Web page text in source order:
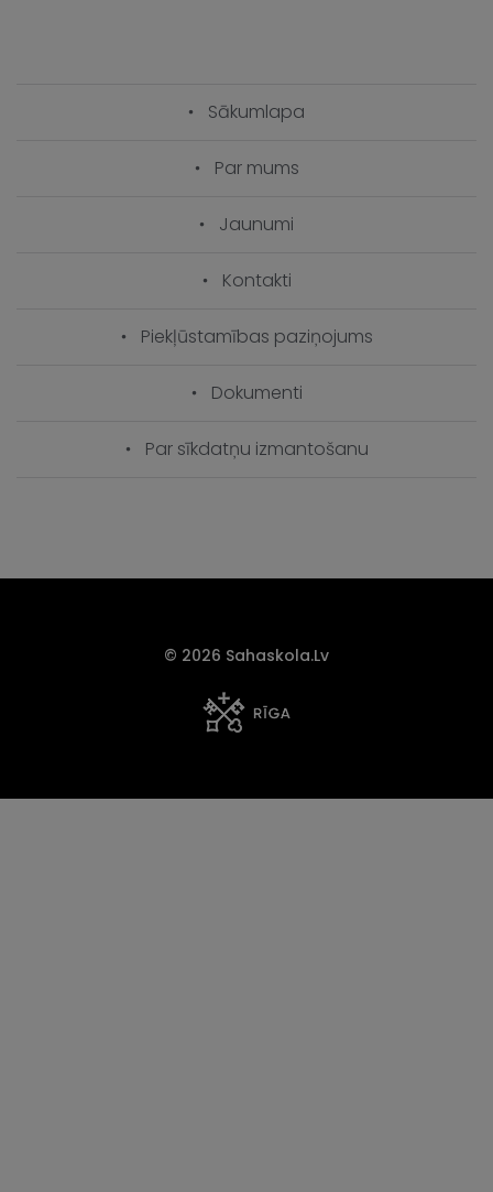
Sākumlapa
Par mums
Jaunumi
Kontakti
Piekļūstamības paziņojums
Dokumenti
Par sīkdatņu izmantošanu
© 2026 Sahaskola.lv